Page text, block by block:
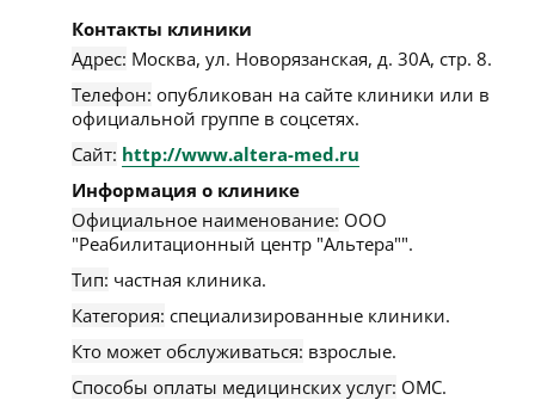
Контакты клиники
Адрес: Москва, ул. Новорязанская, д. 30А, стр. 8.
Телефон: опубликован на сайте клиники или в
официальной группе в соцсетях.
Сайт: http://www.altera-med.ru
Информация о клинике
Официальное наименование: ООО
"Реабилитационный центр "Альтера"".
Тип: частная клиника.
Категория: специализированные клиники.
Кто может обслуживаться: взрослые.
Способы оплаты медицинских услуг: ОМС.